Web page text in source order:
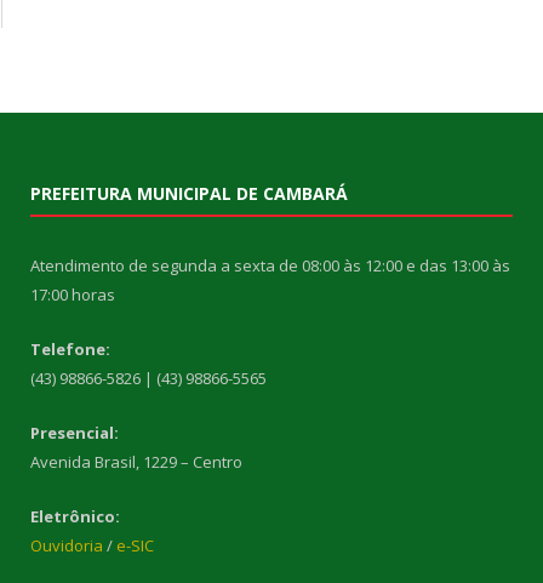
PREFEITURA MUNICIPAL DE CAMBARÁ
Atendimento de segunda a sexta de 08:00 às 12:00 e das 13:00 às
17:00 horas
Telefone:
(43) 98866-5826 | (43) 98866-5565
Presencial:
Avenida Brasil, 1229 – Centro
Eletrônico:
Ouvidoria / e-SIC